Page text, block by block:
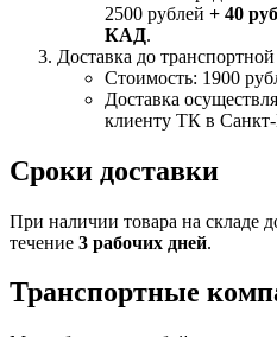
2500 рублей + 40
КАД.
Доставка до
Стоимость: 1900
Доставка
клиенту ТК в Санкт-
Сроки доставки
При наличии товара на складе
течение 3 рабочих дней.
Транспортные